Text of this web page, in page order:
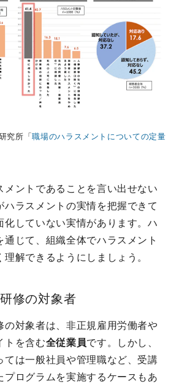
究所「職場のハラスメントについての定量
メントであることを言い出せない
ハラスメントの実情を把握できて
化していない実情があります。ハ
通じて、組織全体でハラスメント
解できるようにしましょう。
修の対象者
の対象者は、非正規雇用労働者や
トを含む全従業員です。しかし、
ては一般社員や管理職など、受講
プログラムを実施するケースもあ